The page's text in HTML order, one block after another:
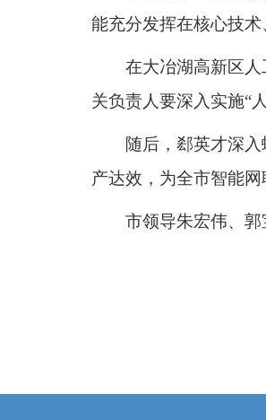
能充分发挥在核心技
在大冶湖高新区
关负责人要深入实施“
随后，郄英才深
产达效，为全市智能
市领导朱宏伟、郭